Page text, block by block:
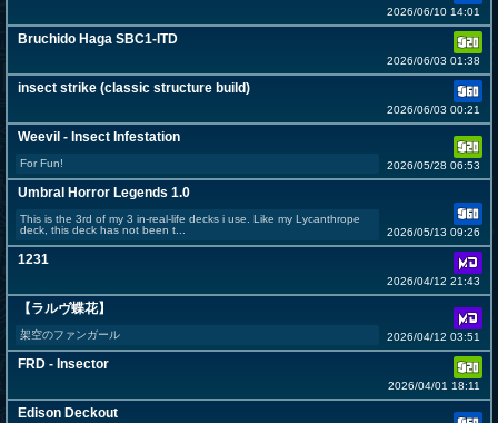
2026/06/10 14:01
Bruchido Haga SBC1-ITD
2026/06/03 01:38
insect strike (classic structure build)
2026/06/03 00:21
Weevil - Insect Infestation
For Fun! 2026/05/28 06:53
Umbral Horror Legends 1.0
This is the 3rd of my 3 in-real-life decks i use. Like my Lycanthrope
deck, this deck has not been t...
2026/05/13 09:26
1231
2026/04/12 21:43
【ラルヴ蝶花】
架空のファンガール 2026/04/12 03:51
FRD - Insector
2026/04/01 18:11
Edison Deckout